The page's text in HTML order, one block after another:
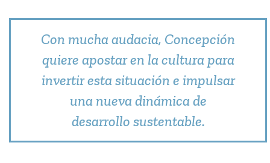
Con mucha audacia, Concepción
quiere apostar en la cultura para
invertir esta situación e impulsar
una nueva dinámica de
desarrollo sustentable.